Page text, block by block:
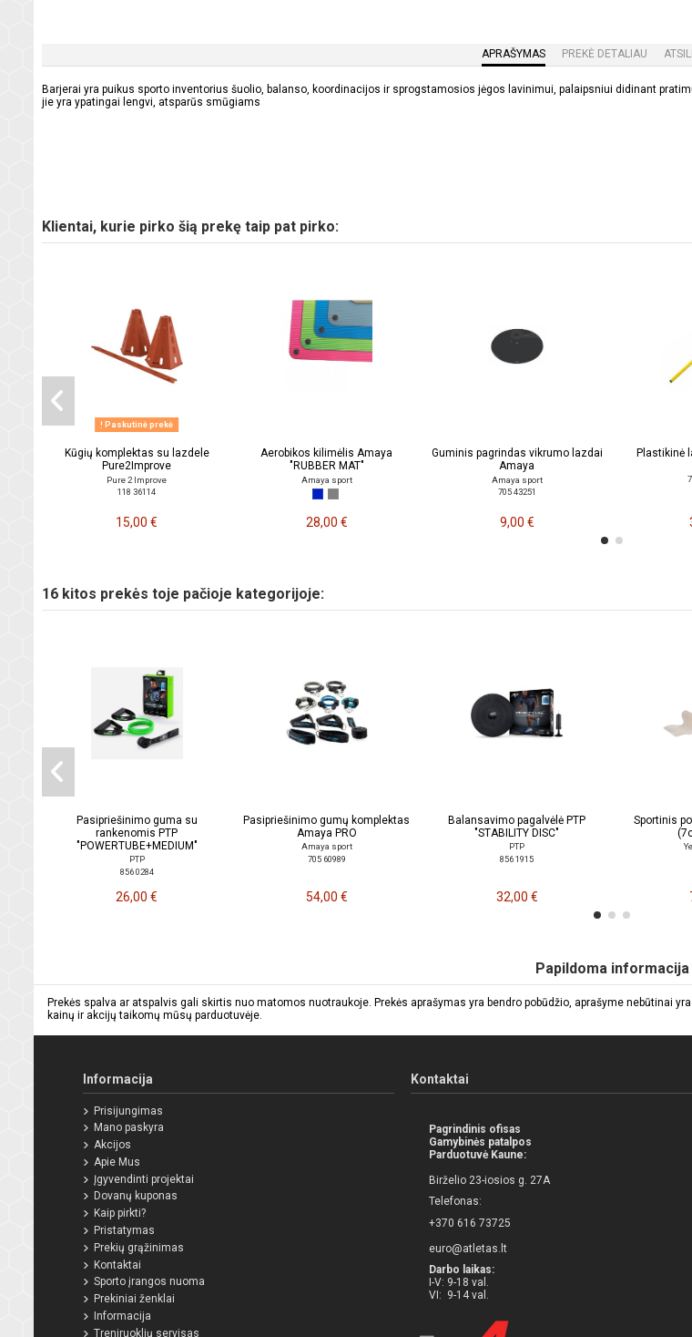
APRAŠYMAS PREKĖ DETALIAU
Barjerai yra puikus sporto inventorius šuolio, balanso, koordinacijos ir sprogstamosios jėgos lavinimui, palaipsniui didinant
jie yra ypatingai lengvi, atsparūs smūgiams
Klientai, kurie pirko šią prekę taip pat pirko:
Paskutinė prekė
Kūgių komplektas su lazdele
Pure2Improve
Pure 2 Improve
118 36114
15,00 €
Aerobikos kilimėlis Amaya
"RUBBER MAT"
Amaya sport
28,00 €
Guminis pagrindas vikrumo lazdai
Amaya
Amaya sport
705 43251
9,00 €
Plastikinė
16 kitos prekės toje pačioje kategorijoje:
Pasipriešinimo guma su
rankenomis PTP
"POWERTUBE+MEDIUM"
PTP
856 0284
26,00 €
Pasipriešinimo gumų komplektas
Amaya PRO
Amaya sport
705 60989
54,00 €
Balansavimo pagalvėlė PTP
"STABILITY DISC"
PTP
856 1915
32,00 €
Sportinis
Papildoma informacija
Prekės spalva ar atspalvis gali skirtis nuo matomos nuotraukoje. Prekės aprašymas yra bendro pobūdžio, aprašyme nebūtinai
kainų ir akcijų taikomų mūsų parduotuvėje.
Informacija
Prisijungimas
Mano paskyra
Akcijos
Apie Mus
Įgyvendinti projektai
Dovanų kuponas
Kaip pirkti?
Pristatymas
Prekių grąžinimas
Kontaktai
Sporto įrangos nuoma
Prekiniai ženklai
Informacija
Treniruoklių servisas
Kontaktai
Pagrindinis ofisas
Gamybinės patalpos
Parduotuvė Kaune:
Birželio 23-iosios g. 27A
Telefonas:
+370 616 73725
euro@atletas.lt
Darbo laikas:
I-V: 9-18 val.
VI: 9-14 val.